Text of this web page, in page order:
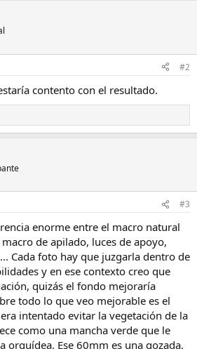
#2
contento con el resultado.
#3
enorme entre el macro natural
de apilado, luces de apoyo,
Cada foto hay que juzgarla dentro de
y en ese contexto creo que
quizás el fondo mejoraría
todo lo que veo mejorable es el
intentado evitar la vegetación de la
como una mancha verde que le
orquídea. Ese 60mm es una gozada.